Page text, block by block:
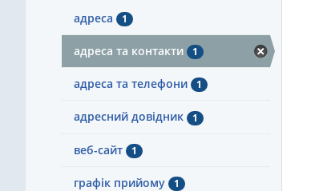
адреса 1
адреса та контакти 1
адреса та телефони 1
адресний довідник 1
веб-сайт 1
графік прийому 1